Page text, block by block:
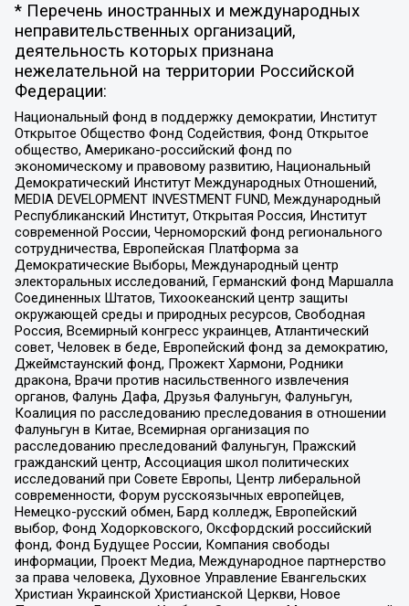
* Перечень иностранных и международных
неправительственных организаций,
деятельность которых признана
нежелательной на территории Российской
Федерации:
Национальный фонд в поддержку демократии, Институт
Открытое Общество Фонд Содействия, Фонд Открытое
общество, Американо-российский фонд по
экономическому и правовому развитию, Национальный
Демократический Институт Международных Отношений,
MEDIA DEVELOPMENT INVESTMENT FUND, Международный
Республиканский Институт, Открытая Россия, Институт
современной России, Черноморский фонд регионального
сотрудничества, Европейская Платформа за
Демократические Выборы, Международный центр
электоральных исследований, Германский фонд Маршалла
Соединенных Штатов, Тихоокеанский центр защиты
окружающей среды и природных ресурсов, Свободная
Россия, Всемирный конгресс украинцев, Атлантический
совет, Человек в беде, Европейский фонд за демократию,
Джеймстаунский фонд, Прожект Хармони, Родники
дракона, Врачи против насильственного извлечения
органов, Фалунь Дафа, Друзья Фалуньгун, Фалуньгун,
Коалиция по расследованию преследования в отношении
Фалуньгун в Китае, Всемирная организация по
расследованию преследований Фалуньгун, Пражский
гражданский центр, Ассоциация школ политических
исследований при Совете Европы, Центр либеральной
современности, Форум русскоязычных европейцев,
Немецко-русский обмен, Бард колледж, Европейский
выбор, Фонд Ходорковского, Оксфордский российский
фонд, Фонд Будущее России, Компания свободы
информации, Проект Медиа, Международное партнерство
за права человека, Духовное Управление Евангельских
Христиан Украинской Христианской Церкви, Новое